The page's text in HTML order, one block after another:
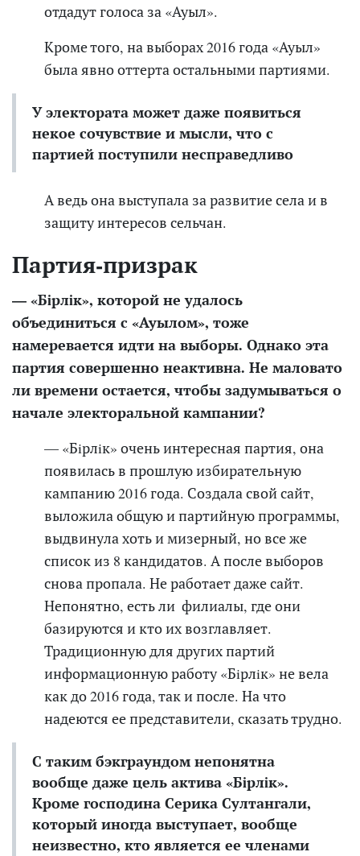
отдадут голоса за «Ауыл».
Кроме того, на выборах 2016 года «Ауыл»
была явно оттерта остальными партиями.
У электората может даже появиться
некое сочувствие и мысли, что с
партией поступили несправедливо
А ведь она выступала за развитие села и в
защиту интересов сельчан.
Партия-призрак
— «Бiрлiк», которой не удалось
объединиться с «Ауылом», тоже
намеревается идти на выборы. Однако эта
партия совершенно неактивна. Не маловато
ли времени остается, чтобы задумываться о
начале электоральной кампании?
— «Бiрлiк» очень интересная партия, она
появилась в прошлую избирательную
кампанию 2016 года. Создала свой сайт,
выложила общую и партийную программы,
выдвинула хоть и мизерный, но все же
список из 8 кандидатов. Апосле выборов
снова пропала. Не работает даже сайт.
Непонятно, есть ли филиалы, где они
базируются и кто их возглавляет.
Традиционную для других партий
информационную работу «Бiрлiк» не вела
как до 2016 года, так и после. На что
надеются ее представители, сказать трудно.
С таким бэкграундом непонятна
вообще даже цель актива «Бiрлiк».
Кроме господина Серика Султангали,
который иногда выступает, вообще
неизвестно, кто является ее членами